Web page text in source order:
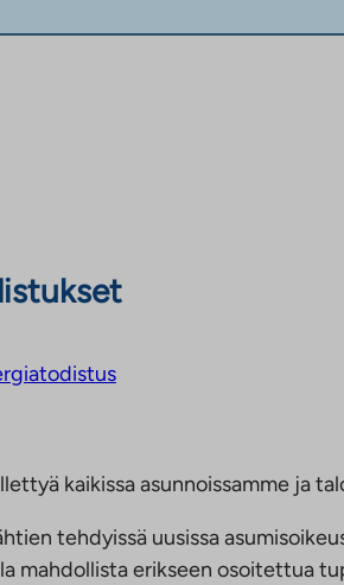
kaikissa asunnoissamme ja
tehdyissä uusissa
mahdollista erikseen osoitettua